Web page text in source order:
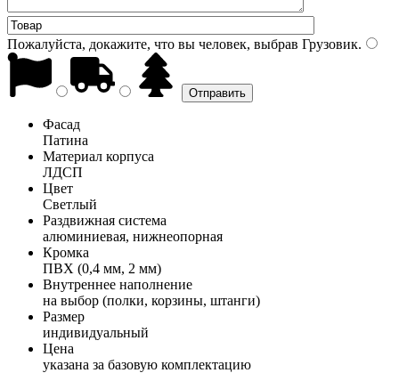
Пожалуйста, докажите, что вы человек, выбрав Грузовик.
Фасад
Патина
Материал корпуса
ЛДСП
Цвет
Светлый
Раздвижная система
алюминиевая, нижнеопорная
Кромка
ПВХ (0,4 мм, 2 мм)
Внутреннее наполнение
на выбор (полки, корзины, штанги)
Размер
индивидуальный
Цена
указана за базовую комплектацию